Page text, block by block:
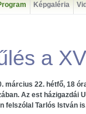
Képgaléria
a
március 22. hétfő, 18
Az est
felszólal Tarlós István